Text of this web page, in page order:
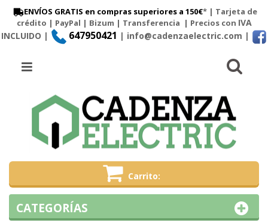
ENVÍOS GRATIS en compras superiores a 150€* | Tarjeta de
crédito | PayPal | Bizum | Transferencia | Precios con IVA
INCLUIDO |
647950421 | info@cadenzaelectric.com |
Carrito
Menú
CATEGORÍAS